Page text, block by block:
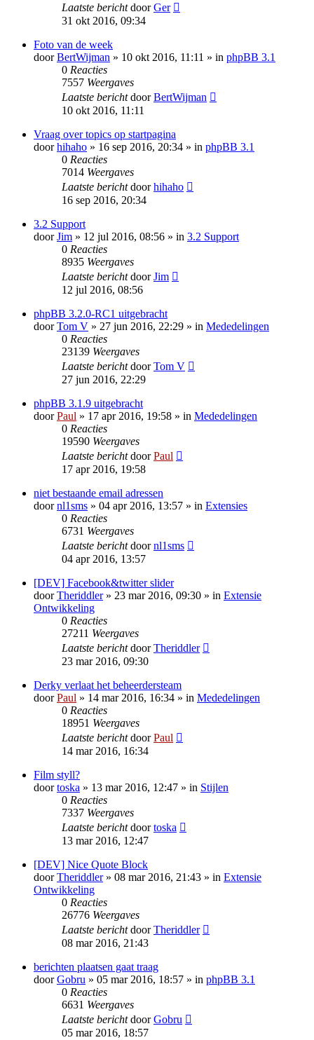
Laatste berichtdoorGer
31 okt 2016, 09:34
Foto van de week
doorBertWijman » 10 okt 2016, 11:11 » in phpBB 3.1
0 Reacties
7557 Weergaves
Laatste berichtdoorBertWijman
10 okt 2016, 11:11
Vraag over topics op startpagina
doorhihaho » 16 sep 2016, 20:34 » in phpBB 3.1
0 Reacties
7014 Weergaves
Laatste berichtdoorhihaho
16 sep 2016, 20:34
3.2 Support
doorJim » 12 jul 2016, 08:56 » in 3.2 Support
0 Reacties
8935 Weergaves
Laatste berichtdoorJim
12 jul 2016, 08:56
phpBB 3.2.0-RC1 uitgebracht
doorTom V » 27 jun 2016, 22:29 » in Mededelingen
0 Reacties
23139 Weergaves
Laatste berichtdoorTom V
27 jun 2016, 22:29
phpBB 3.1.9 uitgebracht
doorPaul » 17 apr 2016, 19:58 » in Mededelingen
0 Reacties
19590 Weergaves
Laatste berichtdoorPaul
17 apr 2016, 19:58
niet bestaande email adressen
doornl1sms » 04 apr 2016, 13:57 » in Extensies
0 Reacties
6731 Weergaves
Laatste berichtdoornl1sms
04 apr 2016, 13:57
[DEV] Facebook&twitter slider
doorTheriddler» 23 mar 2016, 09:30 » in Extensie
Ontwikkeling
0 Reacties
27211 Weergaves
Laatste berichtdoorTheriddler
23 mar 2016, 09:30
Derky verlaat het beheerdersteam
doorPaul » 14 mar 2016, 16:34 » in Mededelingen
0 Reacties
18951 Weergaves
Laatste berichtdoorPaul
14 mar 2016, 16:34
Film styll?
doortoska » 13 mar 2016, 12:47 » in Stijlen
0 Reacties
7337 Weergaves
Laatste berichtdoortoska
13 mar 2016, 12:47
[DEV] Nice Quote Block
doorTheriddler» 08 mar 2016, 21:43 » in Extensie
Ontwikkeling
0 Reacties
26776 Weergaves
Laatste berichtdoorTheriddler
08 mar 2016, 21:43
berichten plaatsen gaat traag
doorGobru » 05 mar 2016, 18:57 » in phpBB 3.1
0 Reacties
6631 Weergaves
Laatste berichtdoorGobru
05 mar 2016, 18:57